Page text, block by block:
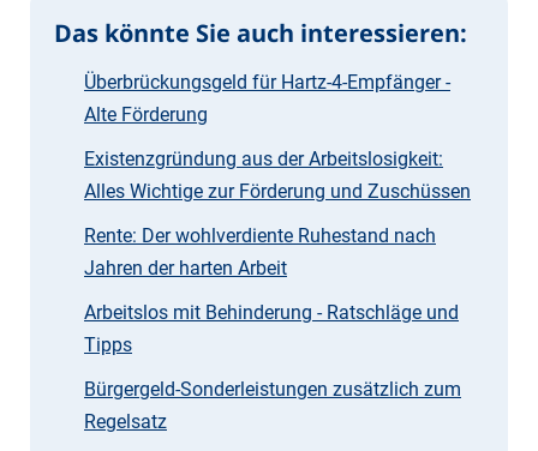
Das könnte Sie auch interessieren:
Überbrückungsgeld für Hartz-4-Empfänger -
Alte Förderung
Existenzgründung aus der Arbeitslosigkeit:
Alles Wichtige zur Förderung und Zuschüssen
Rente: Der wohlverdiente Ruhestand nach
Jahren der harten Arbeit
Arbeitslos mit Behinde­rung - Ratschläge und
Tipps
Bürgergeld-Sonderleistungen zusätzlich zum
Regelsatz